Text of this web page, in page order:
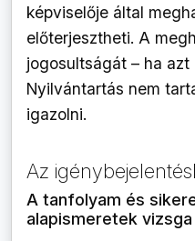
képviselője által
előterjesztheti. A
jogosultságát – ha azt
Nyilvántartás nem
igazolni.
Az
A tanfolyam és
alapismeretek